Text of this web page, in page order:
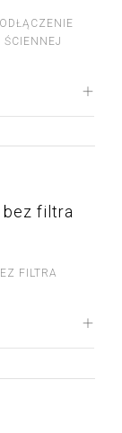
bez filtra
FILTRA